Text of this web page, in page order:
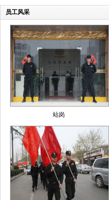
员工风采
站岗